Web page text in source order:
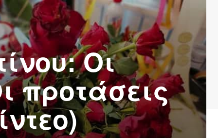
Οι
προτάσεις